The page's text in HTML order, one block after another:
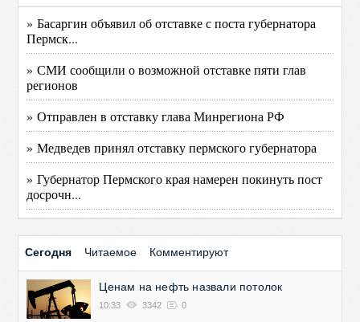
» Басаргин объявил об отставке с поста губернатора
Пермск...
» СМИ сообщили о возможной отставке пяти глав
регионов
» Отправлен в отставку глава Минрегиона РФ
» Медведев принял отставку пермского губернатора
» Губернатор Пермского края намерен покинуть пост
досрочн...
Сегодня Читаемое Комментируют
Ценам на нефть назвали потолок
10:33 3342 0